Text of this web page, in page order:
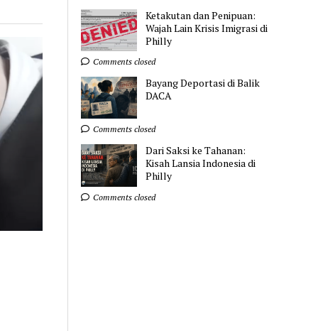
Ketakutan dan Penipuan:
Wajah Lain Krisis Imigrasi di
Philly
Comments closed
Bayang Deportasi di Balik
DACA
Comments closed
Dari Saksi ke Tahanan:
Kisah Lansia Indonesia di
Philly
Comments closed